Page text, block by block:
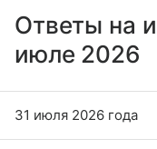
Ответы на
июле 2026
31 июля 2026 года